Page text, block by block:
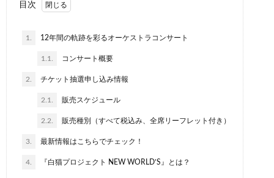
目次
1. 12年間の軌跡を彩るオーケストラコンサート
1.1. コンサート概要
2. チケット抽選申し込み情報
2.1. 販売スケジュール
2.2. 販売種別（すべて税込み、全席リーフレット付き）
3. 最新情報はこちらでチェック！
4. 『白猫プロジェクト NEW WORLD’S』とは？